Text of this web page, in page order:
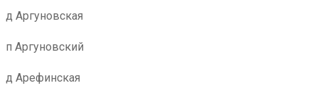
д Аргуновская
п Аргуновский
д Арефинская